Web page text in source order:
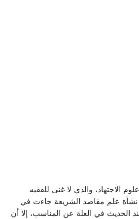
الاجتهاد، والذي لا غنى للفقيه
نشأة علم مقاصد الشريعة جاءت في
الحديث في العلة عن المناسب، إلا أن